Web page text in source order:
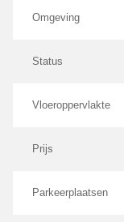
Omgeving
Status
Vloeroppervlakte
Prijs
Parkeerplaatsen